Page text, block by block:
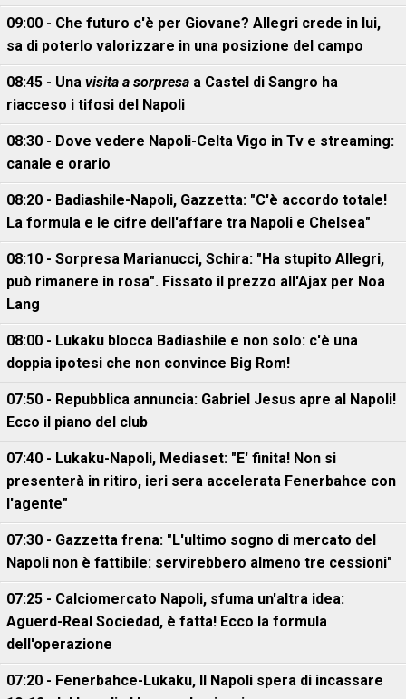
09:00 - Che futuro c'è per Giovane? Allegri crede in lui,
sa di poterlo valorizzare in una posizione del campo
08:45 - Una visita a sorpresa a Castel di Sangro ha
riacceso i tifosi del Napoli
08:30 - Dove vedere Napoli-Celta Vigo in Tv e streaming:
canale e orario
08:20 - Badiashile-Napoli, Gazzetta: "C'è accordo totale!
La formula e le cifre dell'affare tra Napoli e Chelsea"
08:10 - Sorpresa Marianucci, Schira: "Ha stupito Allegri,
può rimanere in rosa". Fissato il prezzo all'Ajax per Noa
Lang
08:00 - Lukaku blocca Badiashile e non solo: c'è una
doppia ipotesi che non convince Big Rom!
07:50 - Repubblica annuncia: Gabriel Jesus apre al Napoli!
Ecco il piano del club
07:40 - Lukaku-Napoli, Mediaset: "E' finita! Non si
presenterà in ritiro, ieri sera accelerata Fenerbahce con
l'agente"
07:30 - Gazzetta frena: "L'ultimo sogno di mercato del
Napoli non è fattibile: servirebbero almeno tre cessioni"
07:25 - Calciomercato Napoli, sfuma un'altra idea:
Aguerd-Real Sociedad, è fatta! Ecco la formula
dell'operazione
07:20 - Fenerbahce-Lukaku, ll Napoli spera di incassare